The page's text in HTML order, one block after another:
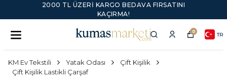
2000 TL ÜZERI KARGO BEDAVA FIRSATINI
KAÇIRMA!
0 TR
KM Ev Tekstili Yatak Odası
Çift Kişilik
Çift Kişilik Lastikli Çarşaf